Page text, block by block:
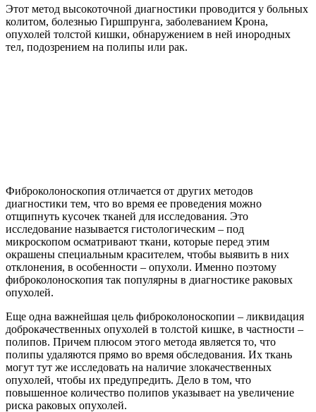
Этот метод высокоточной диагностики проводится у больных
колитом, болезнью Гиршпрунга, заболеванием Крона,
опухолей толстой кишки, обнаружением в ней инородных
тел, подозрением на полипы или рак.
Фиброколоноскопия отличается от других методов
диагностики тем, что во время ее проведения можно
отщипнуть кусочек тканей для исследования. Это
исследование называется гистологическим – под
микроскопом осматривают ткани, которые перед этим
окрашены специальным красителем, чтобы выявить в них
отклонения, в особенности – опухоли. Именно поэтому
фиброколоноскопия так популярны в диагностике раковых
опухолей.
Еще одна важнейшая цель фиброколоноскопии – ликвидация
доброкачественных опухолей в толстой кишке, в частности –
полипов. Причем плюсом этого метода является то, что
полипы удаляются прямо во время обследования. Их ткань
могут тут же исследовать на наличие злокачественных
опухолей, чтобы их предупредить. Дело в том, что
повышенное количество полипов указывает на увеличение
риска раковых опухолей.